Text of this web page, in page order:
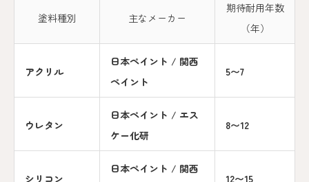
塗料種別 主なメーカー
期待耐用年数
（年）
アクリル
日本ペイント / 関西
ペイント
5〜7
ウレタン
日本ペイント / エス
ケー化研
8〜12
シリコン
日本ペイント / 関西
12〜15